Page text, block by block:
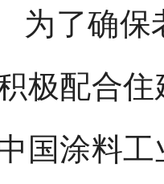
了确保老
极配合
国涂料